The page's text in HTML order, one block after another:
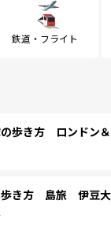
鉄道・フライト
歩き方 ロンドン
き方 島旅 伊豆